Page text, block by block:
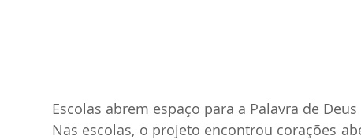
Escolas abrem espaço para a Palavra de Deus
Nas escolas, o projeto encontrou corações